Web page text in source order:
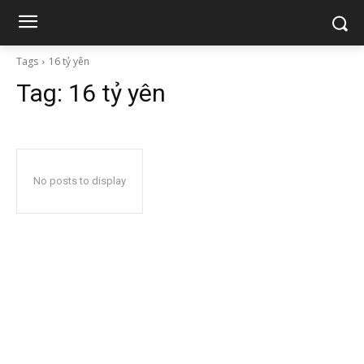
Tags 16 tỷ yên
Tag: 16 tỷ yên
No posts to display